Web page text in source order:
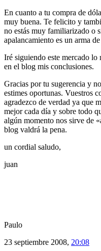
En cuanto a tu compra de
muy buena. Te felicito y
no estás muy familiarizado o
apalancamiento es un arma
Iré siguiendo este mercado lo
en el blog mis conclusiones.
Gracias por tu sugerencia y
estimes oportunas. Vuestros
agradezco de verdad ya que
mejor cada día y sobre todo
algún momento nos sirve de
blog valdrá la pena.
un cordial saludo,
juan
Paulo
23 septiembre 2008, 20:08